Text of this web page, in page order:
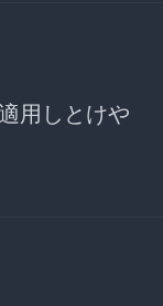
用しとけや